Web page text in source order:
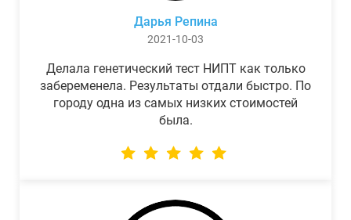
Дарья Репина
2021-10-03
Делала генетический тест НИПТ как только
забеременела. Результаты отдали быстро. По
городу одна из самых низких стоимостей
была.